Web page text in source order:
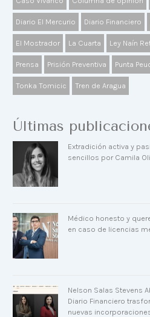
Diario El Mercurio Diario Financiero
El Mostrador La Cuarta Ley Naín
Prensa Prisión Preventiva Punta
Tonka Tomicic Tren de Aragua
Últimas
Extradición activa y
sencillos por Camila
Médico honesto y
en caso de licencias
Nelson Salas Stevens
Diario Financiero
nuevas